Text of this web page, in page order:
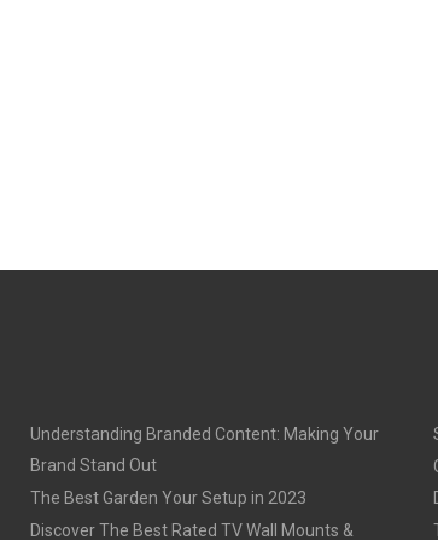
Understanding Branded Content: Making Your
Brand Stand Out
The Best Garden Your Setup in 2023
Discover The Best Rated TV Wall Mounts &